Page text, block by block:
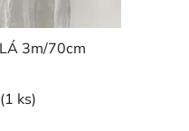
3m/70cm
(1 ks)